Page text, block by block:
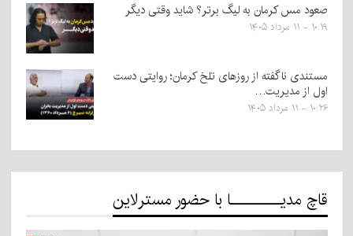
صعود مس کرمان به لیگ برتر؟ شاید وقتی دیگر
۱۰:۱۹ - ۱۱ مرداد ۱۴۰۵
مستندی ناگفته از روزهای تلخ کرمان؛ روایتی دست
اول از مدیریت…
۱۰:۲۶ - ۱۱ مرداد ۱۴۰۵
قاچ مدیـــــــــا با حضور مسترلاین